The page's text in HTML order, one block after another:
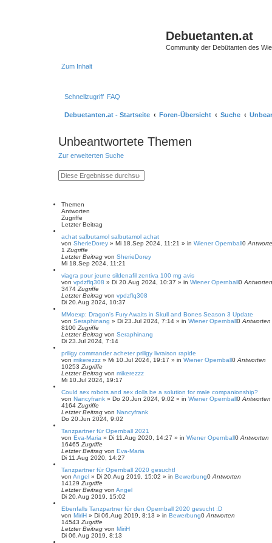
Debuetanten.at
Community der Debütanten des
Zum Inhalt
Schnellzugriff FAQ
Debuetanten.at - Startseite Foren-Übersicht Suche
Unbeantwortete Themen
Zur erweiterten Suche
S
u
E
r
S
Themen
Antworten
Zugriffe
Letzter Beitrag
achat salbutamol salbutamol achat
von SherieDorey » Mi 18.Sep 2024, 11:21 » in Wiener Opernball0
1 Zugriffe
Letzter Beitrag von SherieDorey
Mi 18.Sep 2024, 11:21
viagra pour jeune sildenafil zentiva 100 mg avis
von vpdzflq308 » Di 20.Aug 2024, 10:37 » in Wiener Opernball0 Antworten
3474 Zugriffe
Letzter Beitrag von vpdzflq308
Di 20.Aug 2024, 10:37
MMoexp: Dragon's Fury Awaits in Skull and Bones Season 3 Update
von Seraphinang » Di 23.Jul 2024, 7:14 » in Wiener Opernball0 Antworten
8100 Zugriffe
Letzter Beitrag von Seraphinang
Di 23.Jul 2024, 7:14
priligy commander acheter priligy livraison rapide
von mikerezzz » Mi 10.Jul 2024, 19:17 » in Wiener Opernball0 Antworten
10253 Zugriffe
Letzter Beitrag von mikerezzz
Mi 10.Jul 2024, 19:17
Could sex robots and sex dolls be a solution for male companionship?
von Nancyfrank » Do 20.Jun 2024, 9:02 » in Wiener Opernball0 Antworten
4164 Zugriffe
Letzter Beitrag von Nancyfrank
Do 20.Jun 2024, 9:02
Tanzpartner für Opernball 2021
von Eva-Maria » Di 11.Aug 2020, 14:27 » in Wiener Opernball0 Antworten
16465 Zugriffe
Letzter Beitrag von Eva-Maria
Di 11.Aug 2020, 14:27
Tanzpartner für Opernball 2020 gesucht!
von Angel » Di 20.Aug 2019, 15:02 » in Bewerbung0 Antworten
14129 Zugriffe
Letzter Beitrag von Angel
Di 20.Aug 2019, 15:02
Ebenfalls Tanzpartner für den Opernball 2020 gesucht :D
von MiriH » Di 06.Aug 2019, 8:13 » in Bewerbung0 Antworten
14543 Zugriffe
Letzter Beitrag von MiriH
Di 06.Aug 2019, 8:13